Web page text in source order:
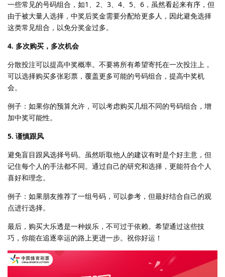
一些常见的号码组合，如1、2、3、4、5、6，虽然看起来有序，但
由于被大量人选择，中奖后奖金需要分配给更多人，因此避免选择
这类常见组合，以免分奖金过多。
4. 多次购买，多次机会
分散投注可以提高中奖概率。不要将所有希望寄托在一次投注上，
可以选择购买多张彩票，覆盖更多可能的号码组合，提高中奖机
会。
例子：如果你的预算允许，可以考虑购买几组不同的号码组合，增
加中奖可能性。
5. 谨慎跟风
避免盲目跟风选择号码。虽然听取他人的建议有时是个好主意，但
记住每个人的手法都不同。通过自己的研究和选择，更能符合个人
喜好和理念。
例子：如果朋友推荐了一组号码，可以参考，但最好结合自己的观
点进行选择。
最后，购买大乐透是一种娱乐，不可过于依赖。希望通过这些技
巧，你能在追逐幸运的路上更进一步。祝你好运！